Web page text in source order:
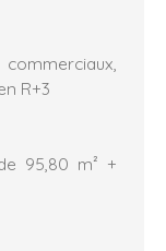
R+3
95,80 m² +